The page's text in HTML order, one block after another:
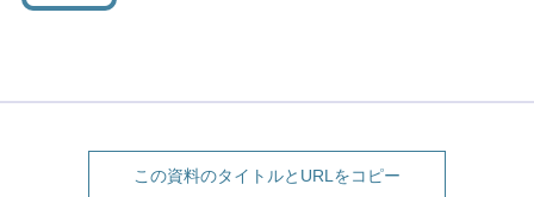
この資料のタイトルとURLをコピー